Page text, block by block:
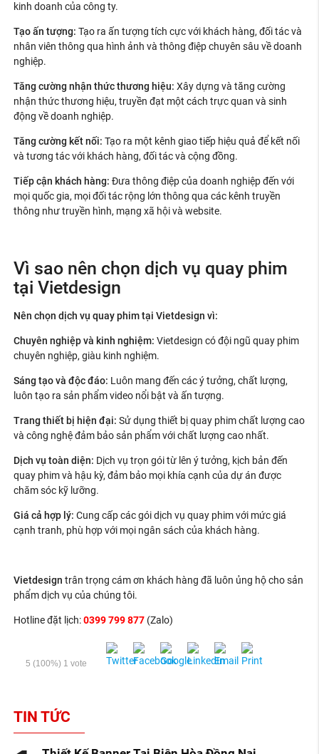
kinh doanh của công ty.
Tạo ấn tượng: Tạo ra ấn tượng tích cực với khách hàng, đối tác và
nhân viên thông qua hình ảnh và thông điệp chuyên sâu về doanh
nghiệp.
Tăng cường nhận thức thương hiệu: Xây dựng và tăng cường
nhận thức thương hiệu, truyền đạt một cách trực quan và sinh
động về doanh nghiệp.
Tăng cường kết nối: Tạo ra một kênh giao tiếp hiệu quả để kết nối
và tương tác với khách hàng, đối tác và cộng đồng.
Tiếp cận khách hàng: Đưa thông điệp của doanh nghiệp đến với
mọi quốc gia, mọi đối tác rộng lớn thông qua các kênh truyền
thông như truyền hình, mạng xã hội và website.
Vì sao nên chọn dịch vụ quay phim
tại Vietdesign
Nên chọn dịch vụ quay phim tại Vietdesign vì:
Chuyên nghiệp và kinh nghiệm: Vietdesign có đội ngũ quay phim
chuyên nghiệp, giàu kinh nghiệm.
Sáng tạo và độc đáo: Luôn mang đến các ý tưởng, chất lượng,
luôn tạo ra sản phẩm video nổi bật và ấn tượng.
Trang thiết bị hiện đại: Sử dụng thiết bị quay phim chất lượng cao
và công nghệ đảm bảo sản phẩm với chất lượng cao nhất.
Dịch vụ toàn diện: Dịch vụ trọn gói từ lên ý tưởng, kịch bản đến
quay phim và hậu kỳ, đảm bảo mọi khía cạnh của dự án được
chăm sóc kỹ lưỡng.
Giá cả hợp lý: Cung cấp các gói dịch vụ quay phim với mức giá
cạnh tranh, phù hợp với mọi ngân sách của khách hàng.
Vietdesign trân trọng cám ơn khách hàng đã luôn ủng hộ cho sản
phẩm dịch vụ của chúng tôi.
Hotline đặt lịch:0399 799 877 (Zalo)
5 (100%) 1 vote
TIN TỨC